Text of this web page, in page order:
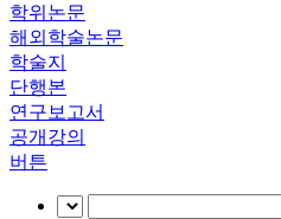
학위논문
해외학술논문
학술지
단행본
연구보고서
공개강의
버튼